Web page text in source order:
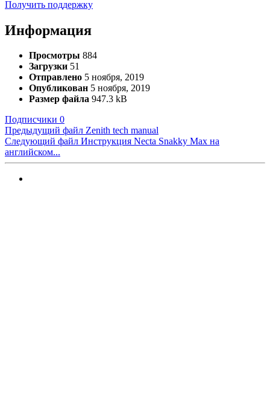
Получить поддержку
Информация
Просмотры 884
Загрузки 51
Отправлено 5 ноября, 2019
Опубликован 5 ноября, 2019
Размер файла 947.3 kB
Подписчики 0
Предыдущий файл Zenith tech manual
Следующий файл Инструкция Necta Snakky Max на
английском...